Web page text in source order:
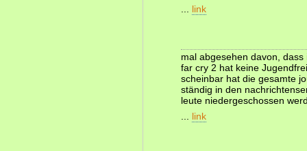
link
mal abgesehen davon,
far cry 2 hat keine
scheinbar hat die gesamte
ständig in den
leute niedergeschossen
link